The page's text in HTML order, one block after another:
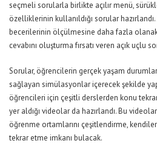
seçmeli sorularla birlikte açılır menü,
özelliklerinin kullanıldığı sorular
becerilerinin ölçülmesine daha fazla
cevabını oluşturma fırsatı veren açık uçlu
Sorular, öğrencilerin gerçek yaşam
sağlayan simülasyonlar içerecek şekilde
öğrencileri için çeşitli derslerden konu
yer aldığı videolar da hazırlandı. Bu
öğrenme ortamlarını çeşitlendirme,
tekrar etme imkanı bulacak.